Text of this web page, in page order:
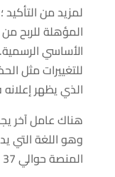
لمزيد من
الأساسي
للتغييرات مثل
الذي يظهر
هناك عامل آخر
المنصة حوالي 37 لغة ويتم تحديثها باستمرار.